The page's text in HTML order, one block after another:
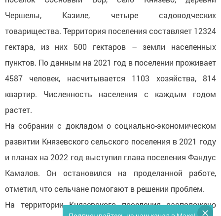
Чершелы, Казиле, четыре садоводческих
товарищества. Территория поселения составляет 12324
гектара, из них 500 гектаров – земли населенных
пунктов. По данным на 2021 год в поселении проживает
4587 человек, насчитывается 1103 хозяйства, 814
квартир. Численность населения с каждым годом
растет.
На собрании с докладом о социально-экономическом
развитии Князевского сельского поселения в 2021 году
и планах на 2022 год выступил глава поселения Фандус
Камалов. Он остановился на проделанной работе,
отметил, что сельчане помогают в решении проблем.
На территории Князевского поселения расположено